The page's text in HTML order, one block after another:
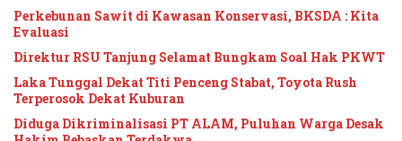
Perkebunan Sawit di Kawasan Konservasi, BKSDA : Kita
Evaluasi
Direktur RSU Tanjung Selamat Bungkam Soal Hak PKWT
Laka Tunggal Dekat Titi Penceng Stabat, Toyota Rush
Terperosok Dekat Kuburan
Diduga Dikriminalisasi PT ALAM, Puluhan Warga Desak